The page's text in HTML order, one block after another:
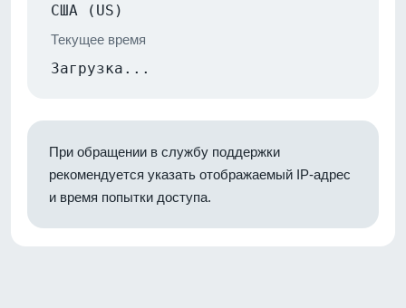
США (US)
Текущее время
Загрузка...
При обращении в службу поддержки
рекомендуется указать отображаемый IP-адрес
и время попытки доступа.